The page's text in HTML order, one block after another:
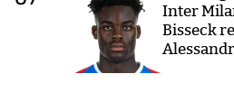
Inter
Bisseck